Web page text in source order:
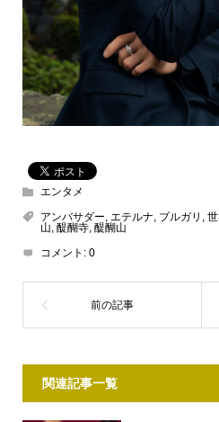
エンタメ
アンバサダー, エテルナ, ブルガリ ,
山, 醍醐寺, 醍醐山
コメント: 0
関連記事一覧